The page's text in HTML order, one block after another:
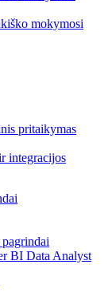
mokymosi
pritaikymas
integracijos
BI Data Analyst